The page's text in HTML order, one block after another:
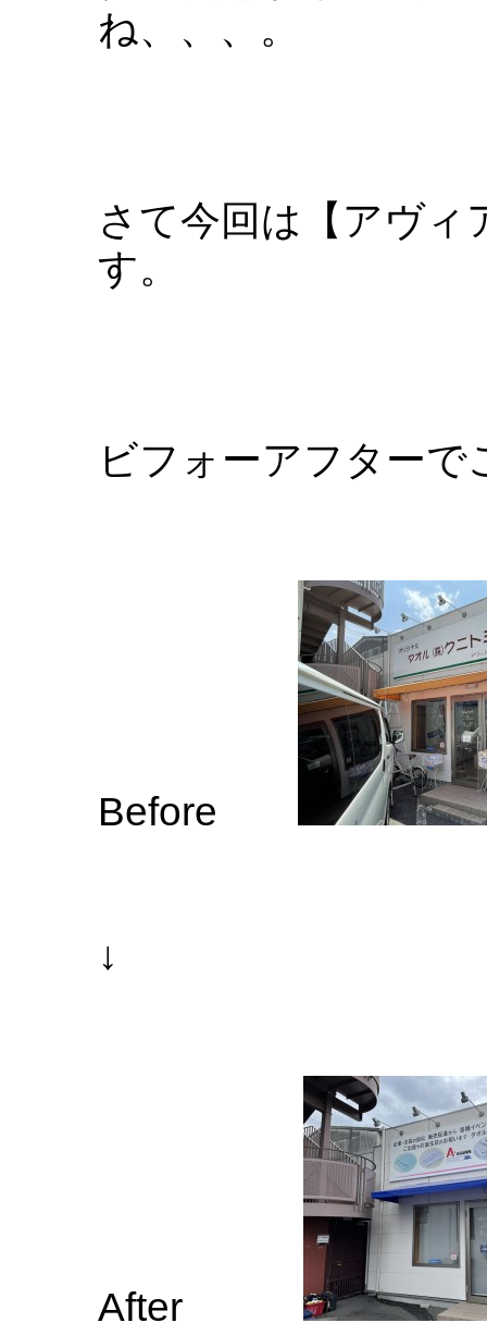
ね、、、。
さて今回は【アヴ
す。
ビフォーアフターで
Before
↓
After